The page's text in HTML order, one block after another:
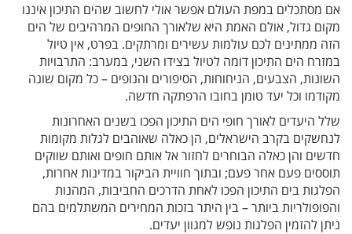
אם מסתכלים במפת העולם אפשר אולי לחשוב שהים התיכון איננו
מקום גדול, אולם האמת היא שלאורך החופים המרהיבים של הים
הזה ממתינים לכם עולמות עשירים ומרתקים. בפרט, אין טיול
במזרח הים התיכון דומה לטיול בצידו השני, במערב: התרבויות
השונות, הצבעים, הניחוחות, הסיפורים והנופים – כל מקום שונה
מקודמו וכל יעד טומן בחובו הרפתקה חדשה.
שלל היעדים לאורך חופי הים התיכון הפכו בשנים האחרונות
לנחשקים בקרב הישראלים, הן כאלה שאוהבים לגלות מקומות
חדשים והן כאלה הבוחרים לחזור אל אותם חופים ואותם שווקים
תוססים פעם אחר פעם; ובתוך חוויית הביקור במדינות אחרות,
הפלגות בים התיכון הפכו לאחת הדרכים החביבות, המהנות
והפופולריות ביותר – בין היתר בזכות המחירים המשתלמים בהם
ניתן להזמין הפלגות נופש למגוון יעדים.